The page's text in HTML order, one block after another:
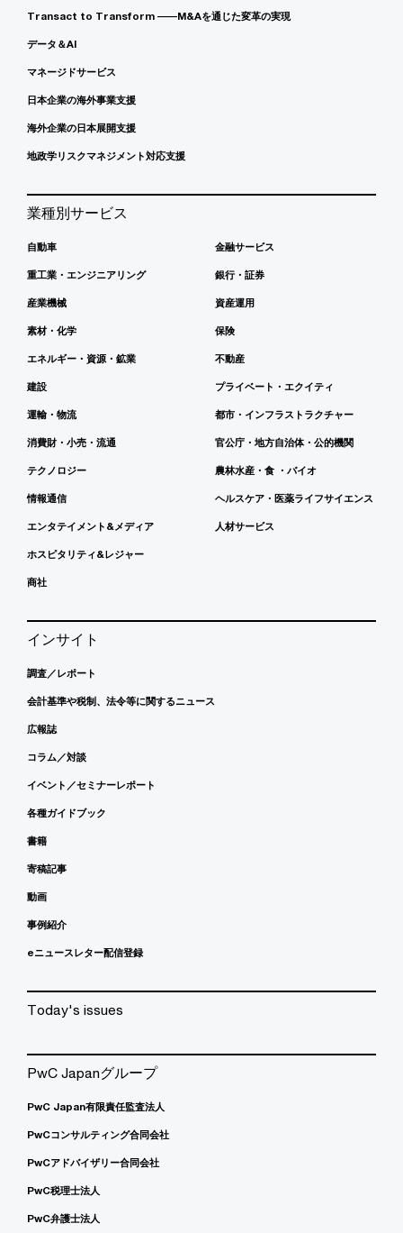
Transact to Transform ――M&Aを通じた変革の実現
データ＆AI
マネージドサービス
日本企業の海外事業支援
海外企業の日本展開支援
地政学リスクマネジメント対応支援
業種別サービス
自動車
重工業・エンジニアリング
産業機械
素材・化学
エネルギー・資源・鉱業
建設
運輸・物流
消費財・小売・流通
テクノロジー
情報通信
エンタテイメント&メディア
ホスピタリティ&レジャー
商社
金融サービス
銀行・証券
資産運用
保険
不動産
プライベート・エクイティ
都市・インフラストラクチャー
官公庁・地方自治体・公的機関
農林水産・食 ・バイオ
ヘルスケア・医薬ライフサイエンス
人材サービス
インサイト
調査／レポート
会計基準や税制、法令等に関するニュース
広報誌
コラム／対談
イベント／セミナーレポート
各種ガイドブック
書籍
寄稿記事
動画
事例紹介
eニュースレター配信登録
Today's issues
PwC Japanグループ
PwC Japan有限責任監査法人
PwCコンサルティング合同会社
PwCアドバイザリー合同会社
PwC税理士法人
PwC弁護士法人